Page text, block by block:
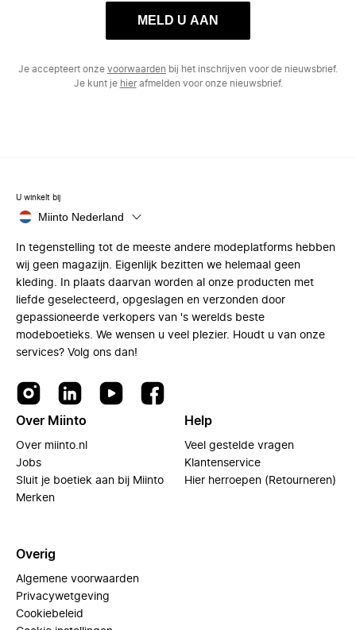
MELD U AAN
Je accepteert onze voorwaarden bij het inschrijven voor de nieuwsbrief.
Je kunt je hierafmelden voor onze nieuwsbrief.
U winkelt bij
Miinto Nederland
In tegenstelling tot de meeste andere modeplatforms hebben
wij geen magazijn. Eigenlijk bezitten we helemaal geen
kleding. In plaats daarvan worden al onze producten met
liefde geselecteerd, opgeslagen en verzonden door
gepassioneerde verkopers van 's werelds beste
modeboetieks. We wensen u veel plezier. Houdt u van onze
services? Volg ons dan!
Over Miinto
Over miinto.nl
Jobs
Sluit je boetiek aan bij Miinto
Merken
Help
Veel gestelde vragen
Klantenservice
Hier herroepen (Retourneren)
Overig
Algemene voorwaarden
Privacywetgeving
Cookiebeleid